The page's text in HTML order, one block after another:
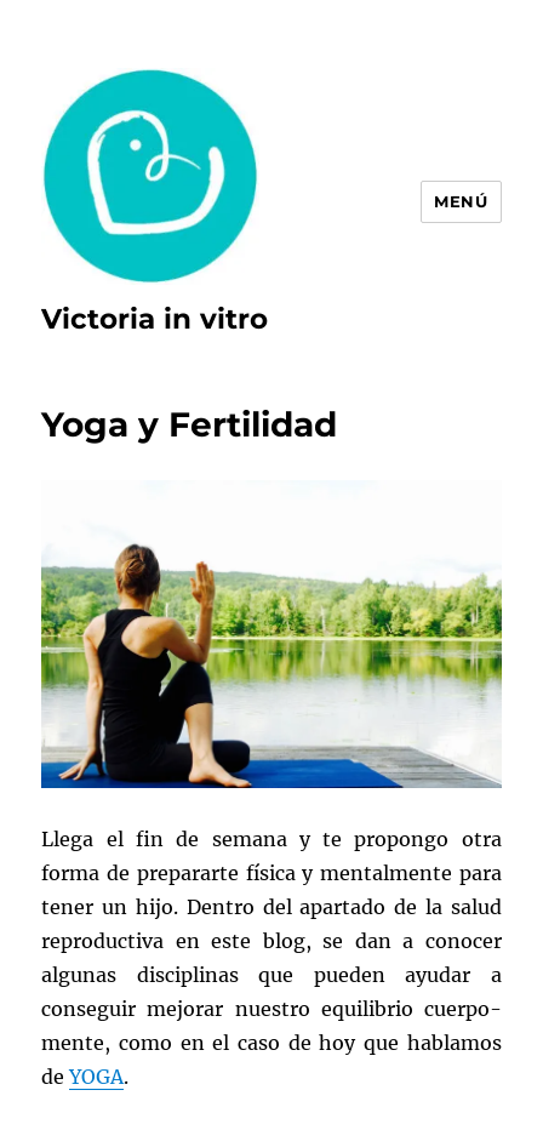
Victoria in vitro
MENÚ
Yoga y Fertilidad
Llega el fin de semana y te propongo otra
forma de prepararte física y mentalmente para
tener un hijo. Dentro del apartado de la salud
reproductiva en este blog, se dan a conocer
algunas disciplinas que pueden ayudar a
conseguir mejorar nuestro equilibrio cuerpo-
mente, como en el caso de hoy que hablamos
deYOGA.